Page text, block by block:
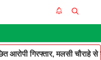
आरोपी गिरफ्तार, मलसी चौराहे